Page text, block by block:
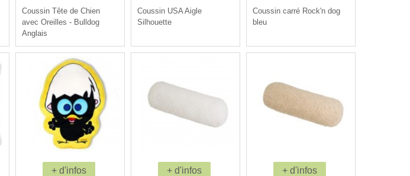
Coussin Tête de Chien
avec Oreilles - Bulldog
Anglais
Coussin USA Aigle
Silhouette
Coussin carré Rock'n dog
bleu
+ d'infos + d'infos + d'infos